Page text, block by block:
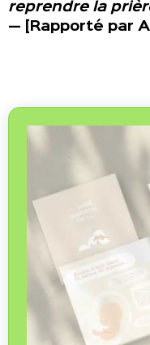
reprendre la
— [Rapporté par